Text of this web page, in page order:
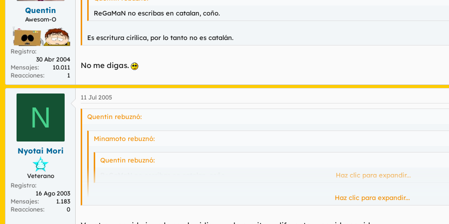
Quentin
Awesom-O
Registro
30 Abr 2004
Mensajes
10.011
Reacciones
1
ReGaMaN no escribas en catalan, coño.
Es escritura cirílica, por lo tanto no es catalán.
No me digas.
N
Nyotai Mori
Veterano
Registro
16 Ago 2003
Mensajes
1.183
Reacciones
0
11 Jul 2005
Quentin rebuznó:
Minamoto rebuznó:
Quentin rebuznó:
Haz clic para expandir...
Haz clic para expandir...
Haz clic para expandir...